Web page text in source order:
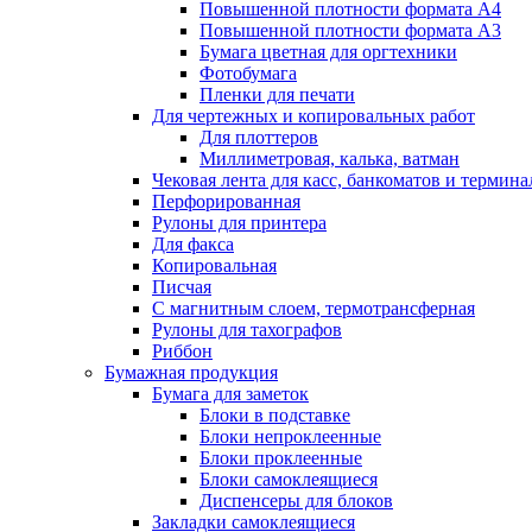
Повышенной плотности формата А4
Повышенной плотности формата А3
Бумага цветная для оргтехники
Фотобумага
Пленки для печати
Для чертежных и копировальных работ
Для плоттеров
Миллиметровая, калька, ватман
Чековая лента для касс, банкоматов и
Перфорированная
Рулоны для принтера
Для факса
Копировальная
Писчая
С магнитным слоем, термотрансферная
Рулоны для тахографов
Риббон
Бумажная продукция
Бумага для заметок
Блоки в подставке
Блоки непроклеенные
Блоки проклеенные
Блоки самоклеящиеся
Диспенсеры для блоков
Закладки самоклеящиеся